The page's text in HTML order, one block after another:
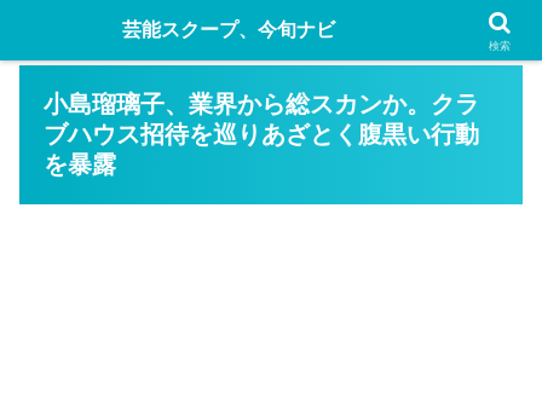
小島瑠璃子、業界から総スカンか。クラ
ブハウス招待を巡りあざとく腹黒い行動
を暴露
芸能スクープ、今旬ナビ
検索